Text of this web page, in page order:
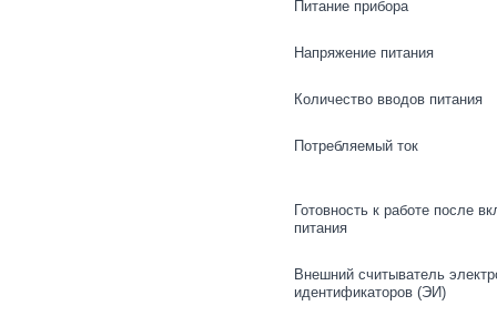
Питание прибора
Напряжение питания
Количество вводов питания
Потребляемый ток
Готовность к работе после
питания
Внешний считыватель
идентификаторов (ЭИ)